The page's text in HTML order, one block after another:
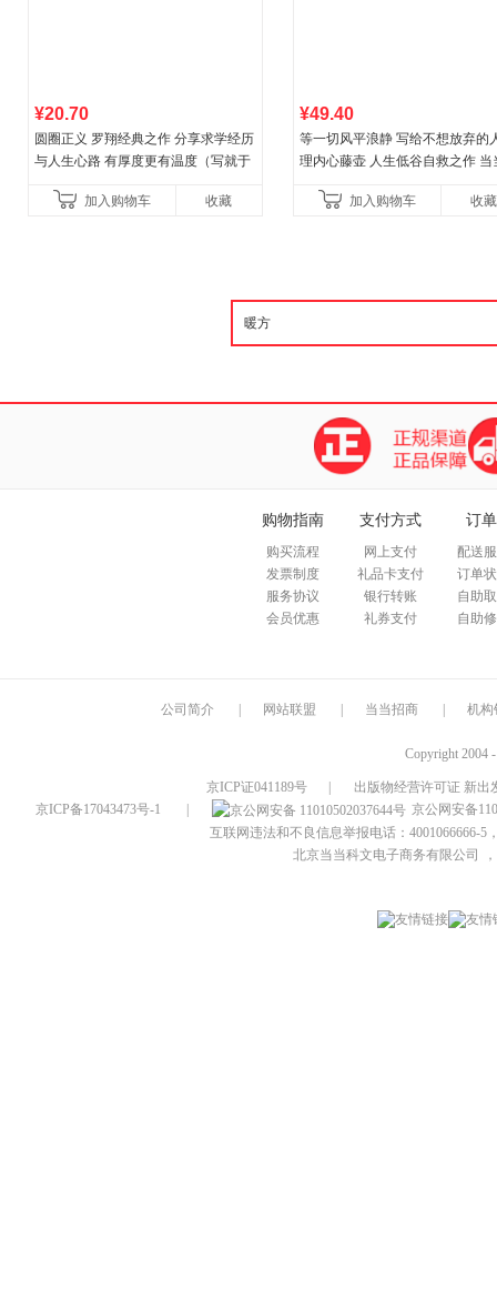
¥20.70
圆圈正义 罗翔经典之作 分享求学经历
与人生心路 有厚度更有温度（写就于
师签章版，赠立体卡
加入购物车 收藏
¥49.40
等一切风平浪静 写给不想放弃的
理内心藤壶 人生低谷自救之作 当
加入购物车
收藏
购物指南
购买流程
发票制度
服务协议
会员优惠
支付方式
网上支付
礼品卡支付
银行转账
礼券支付
订
配送
订单
自助
自助
公司简介 网站联盟 当当招商 机构
Copyright 2004
京ICP证041189号
出版物经营许可证 新出
京ICP备17043473号-1
京公网安备
互联网违法和不良信息举报电话：4001066666-5
北京当当科文电子商务有限公司